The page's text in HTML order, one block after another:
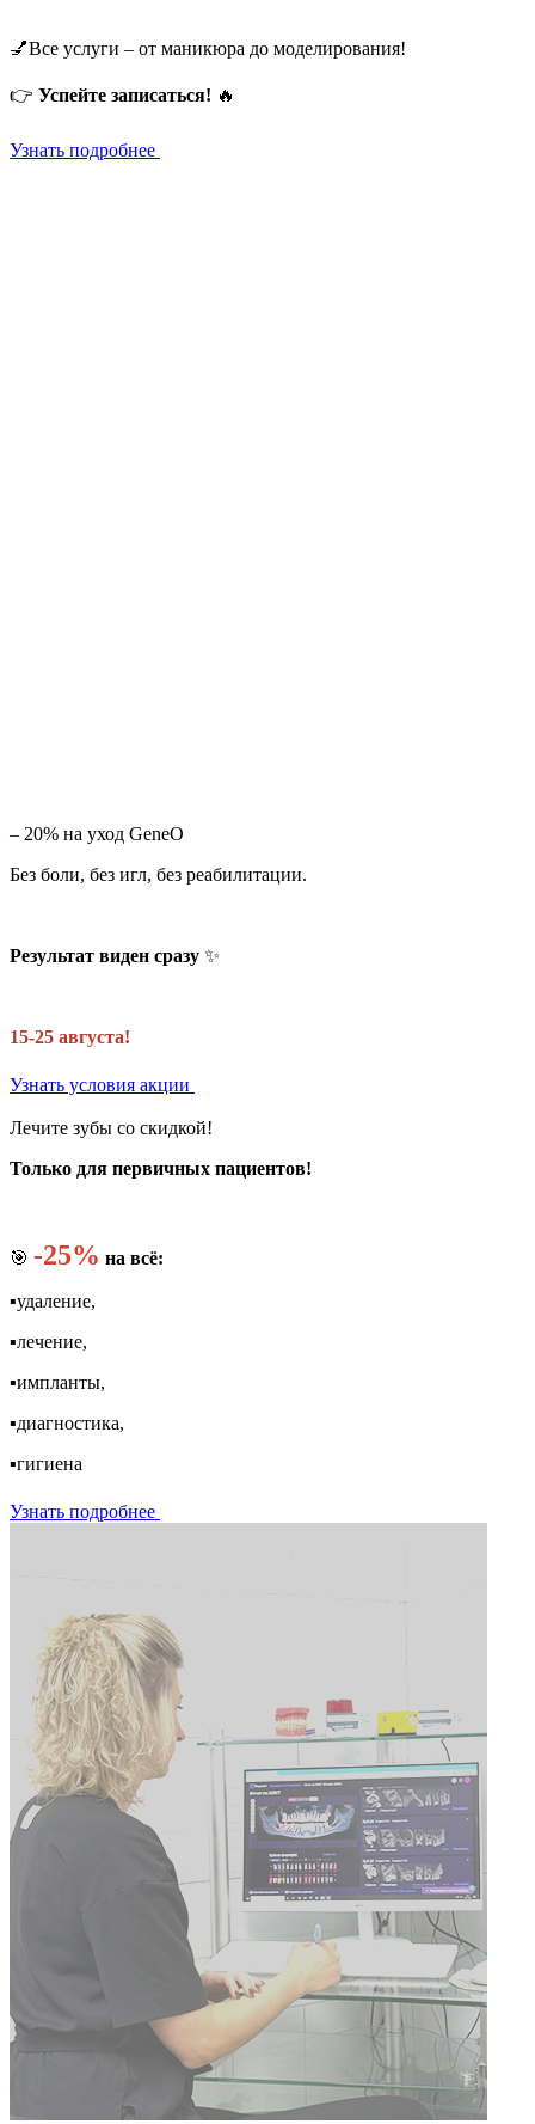
💅Все услуги – от маникюра до моделирования!
👉 Успейте записаться! 🔥
Узнать подробнее
– 20% на уход GeneO
Без боли, без игл, без реабилитации.
Результат виден сразу ✨
15-25 августа!
Узнать условия акции
Лечите зубы со скидкой!
Только для первичных пациентов!
🎯 -25% на всё:
▪️удаление,
▪️лечение,
▪️импланты,
▪️диагностика,
▪️гигиена
Узнать подробнее